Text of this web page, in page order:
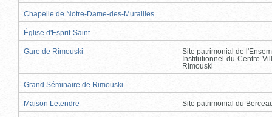
Chapelle de Notre-Dame-des-Murailles
Église d'Esprit-Saint
Gare de Rimouski
Site patrimonial de
Institutionnel-du-Centre-
Rimouski
Grand Séminaire de Rimouski
Maison Letendre Site patrimonial du